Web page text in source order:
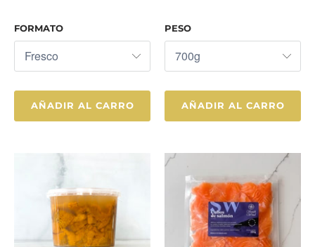
FORMATO
AÑADIR AL CARRO
PESO
AÑADIR AL CARRO